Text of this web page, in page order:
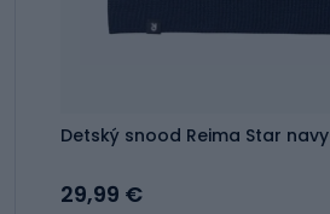
Detský snood Reima Star navy
29,99 €